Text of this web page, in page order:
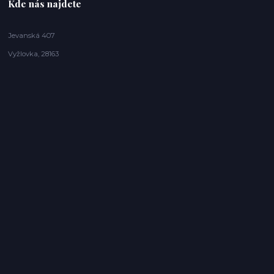
Kde nás najdete
Jevanská 407
Vyžlovka, 28163